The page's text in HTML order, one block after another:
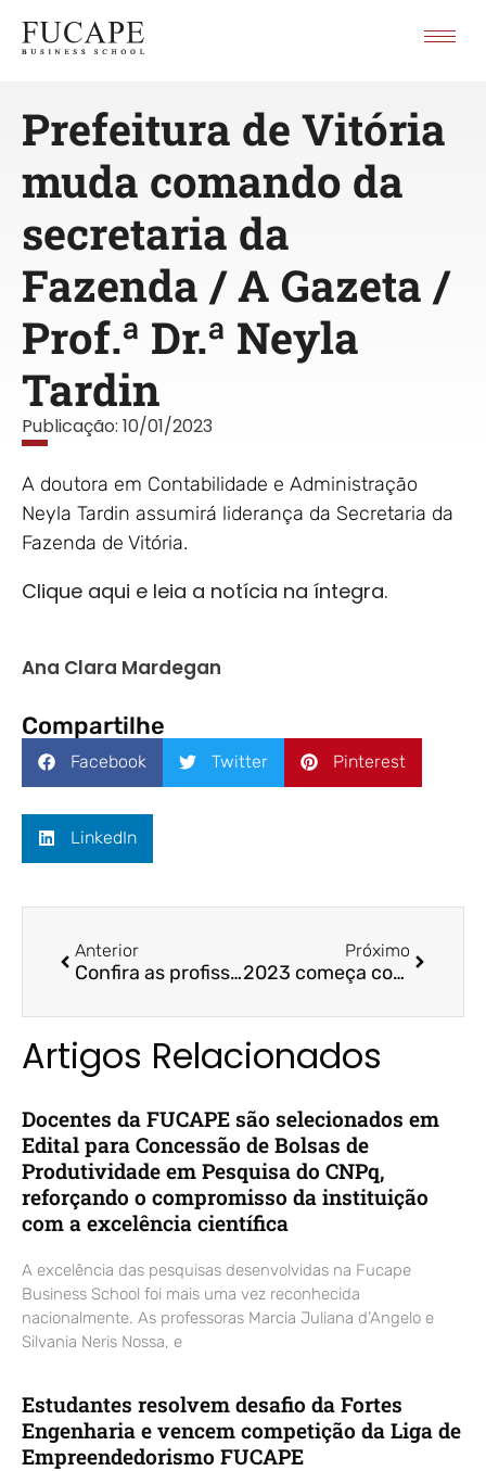
Prefeitura de Vitória
muda comando da
secretaria da
Fazenda / A Gazeta /
Prof.ª Dr.ª Neyla
Tardin
Publicação: 10/01/2023
A doutora em Contabilidade e Administração
Neyla Tardin assumirá liderança da Secretaria da
Fazenda de Vitória.
Clique aqui e leia a notícia na íntegra.
Ana Clara Mardegan
Compartilhe
Facebook Twitter Pinterest
LinkedIn
Anterior
Confira as profissões com maior aumento / Tribuna Online / Prof. Dr. Felipe Storch
Próximo
2023 começa com mudanças no quadro de comentaristas da CBN Vitória / Rede Gazeta / Prof. Dr. Felipe Storch
Artigos Relacionados
Docentes da FUCAPE são selecionados em
Edital para Concessão de Bolsas de
Produtividade em Pesquisa do CNPq,
reforçando o compromisso da instituição
com a excelência científica
A excelência das pesquisas desenvolvidas na Fucape
Business School foi mais uma vez reconhecida
nacionalmente. As professoras Marcia Juliana d’Angelo e
Silvania Neris Nossa, e
Estudantes resolvem desafio da Fortes
Engenharia e vencem competição da Liga de
Empreendedorismo FUCAPE